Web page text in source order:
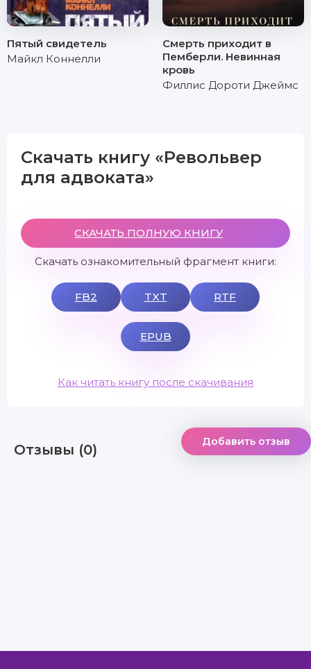
Пятый свидетель
Майкл Коннелли
Смерть приходит в
Пемберли. Невинная
кровь
Филлис Дороти Джеймс
Скачать книгу «Револьвер
для адвоката»
СКАЧАТЬ ПОЛНУЮ КНИГУ
Скачать ознакомительный фрагмент книги:
FB2 TXT RTF
EPUB
Как читать книгу после скачивания
Отзывы (0) Добавить отзыв